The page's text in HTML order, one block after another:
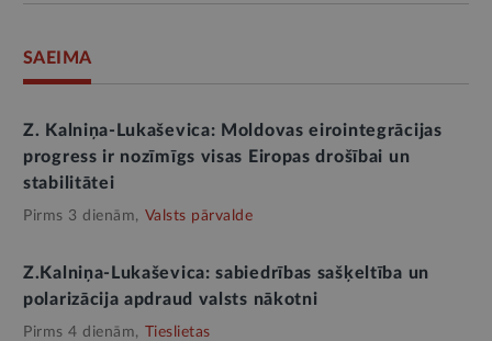
SAEIMA
Z. Kalniņa-Lukaševica: Moldovas eirointegrācijas
progress ir nozīmīgs visas Eiropas drošībai un
stabilitātei
Pirms 3 dienām, Valsts pārvalde
Z.Kalniņa-Lukaševica: sabiedrības sašķeltība un
polarizācija apdraud valsts nākotni
Pirms 4 dienām, Tieslietas